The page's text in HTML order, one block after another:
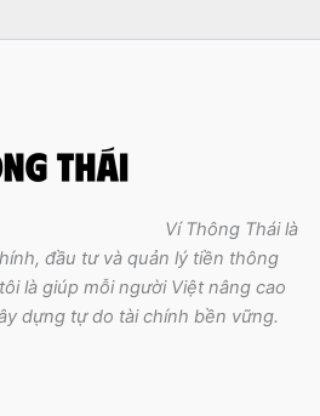
Ví Thông Thái là
đầu tư và quản lý tiền thông
là giúp mỗi người Việt nâng cao
dựng tự do tài chính bền vững.